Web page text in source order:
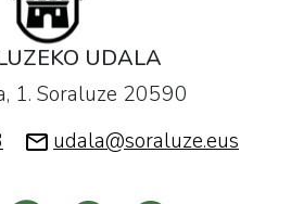
UDALA
1. Soraluze 20590
udala@soraluze.eus